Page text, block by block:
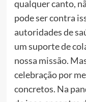
qualquer canto,
pode ser contra
autoridades de
um suporte de
nossa missão.
celebração por
concretos. Na